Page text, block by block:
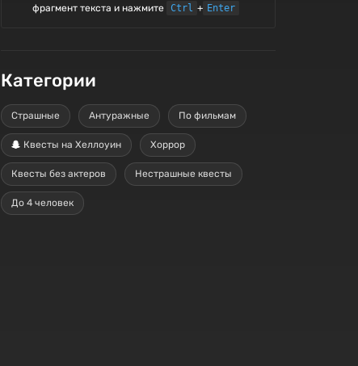
фрагмент текста и нажмите Ctrl + Enter
Категории
Страшные Антуражные По фильмам
Квесты на Хеллоуин Хоррор
Квесты без актеров Нестрашные квесты
До 4 человек